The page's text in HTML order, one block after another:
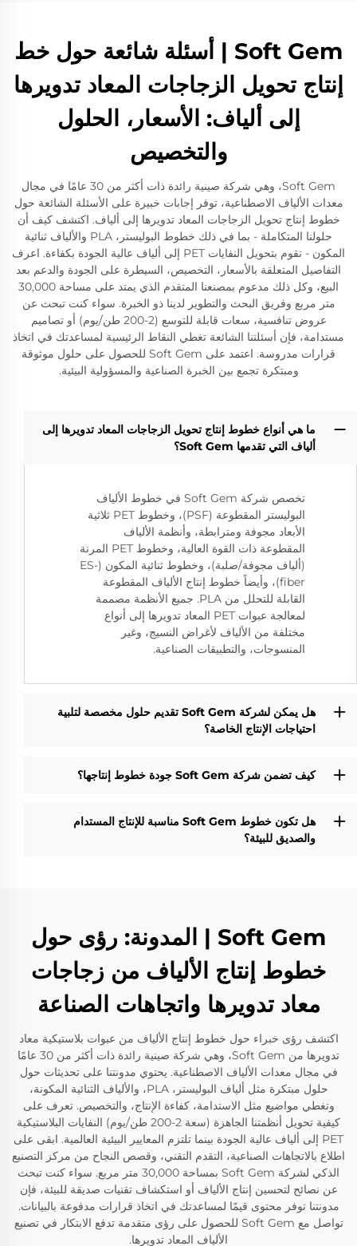
Soft Gem | أسئلة شائعة حول خط
إنتاج تحويل الزجاجات المعاد تدويرها
إلى ألياف: الأسعار، الحلول
والتخصيص
Soft Gem، وهي شركة صينية رائدة ذات أكثر من 30 عامًا في مجال
معدات الألياف الاصطناعية، توفر إجابات خبيرة على الأسئلة الشائعة حول
خطوط إنتاج تحويل الزجاجات المعاد تدويرها إلى ألياف. اكتشف كيف أن
حلولنا المتكاملة - بما في ذلك خطوط البوليستر، PLA والألياف ثنائية
المكون - تقوم بتحويل النفايات PET إلى ألياف عالية الجودة بكفاءة. اعرف
التفاصيل المتعلقة بالأسعار، التخصيص، السيطرة على الجودة والدعم بعد
البيع، وكل ذلك مدعوم بمصنعنا المتقدم الذي يمتد على مساحة 30,000
متر مربع وفريق البحث والتطوير لدينا ذو الخبرة. سواء كنت تبحث عن
عروض تنافسية، سعات قابلة للتوسع (2-200 طن/يوم) أو تصاميم
مستدامة، فإن أسئلتنا الشائعة تغطي النقاط الرئيسية لمساعدتك في اتخاذ
قرارات مدروسة. اعتمد على Soft Gem للحصول على حلول موثوقة
ومبتكرة تجمع بين الخبرة الصناعية والمسؤولية البيئية.
ما هي أنواع خطوط إنتاج تحويل الزجاجات المعاد تدويرها إلى
ألياف التي تقدمها Soft Gem؟
تخصص شركة Soft Gem في خطوط الألياف
البوليستر المقطوعة (PSF)، وخطوط PET ثلاثية
الأبعاد مجوفة ومترابطة، وأنظمة الألياف
المقطوعة ذات القوة العالية، وخطوط PET المرنة
(ألياف مجوفة/صلبة)، وخطوط ثنائية المكون (ES-
fiber)، وأيضاً خطوط إنتاج الألياف المقطوعة
القابلة للتحلل من PLA. جميع الأنظمة مصممة
لمعالجة عبوات PET المعاد تدويرها إلى أنواع
مختلفة من الألياف لأغراض النسيج، وغير
المنسوجات، والتطبيقات الصناعية.
هل يمكن لشركة Soft Gem تقديم حلول مخصصة لتلبية
احتياجات الإنتاج الخاصة؟
كيف تضمن شركة Soft Gem جودة خطوط إنتاجها؟
هل تكون خطوط Soft Gem مناسبة للإنتاج المستدام
والصديق للبيئة؟
Soft Gem | المدونة: رؤى حول
خطوط إنتاج الألياف من زجاجات
معاد تدويرها واتجاهات الصناعة
اكتشف رؤى خبراء حول خطوط إنتاج الألياف من عبوات بلاستيكية معاد
تدويرها من Soft Gem، وهي شركة صينية رائدة ذات أكثر من 30 عامًا
في مجال معدات الألياف الاصطناعية. يحتوي مدونتنا على تحديثات حول
حلول مبتكرة مثل ألياف البوليستر، PLA، والألياف الثنائية المكونة،
وتغطي مواضيع مثل الاستدامة، كفاءة الإنتاج، والتخصيص. تعرف على
كيفية تحويل أنظمتنا الجاهزة (سعة 2-200 طن/يوم) النفايات البلاستيكية
PET إلى ألياف عالية الجودة بينما تلتزم المعايير البيئية العالمية. ابقى على
اطلاع بالاتجاهات الصناعية، التقدم التقني، وقصص النجاح من مركز التصنيع
الذكي لشركة Soft Gem بمساحة 30,000 متر مربع. سواء كنت تبحث
عن نصائح لتحسين إنتاج الألياف أو استكشاف تقنيات صديقة للبيئة، فإن
مدونتنا توفر محتوى قيمًا لمساعدتك في اتخاذ قرارات مدفوعة بالبيانات.
تواصل مع Soft Gem للحصول على رؤى متقدمة تدفع الابتكار في تصنيع
الألياف المعاد تدويرها.